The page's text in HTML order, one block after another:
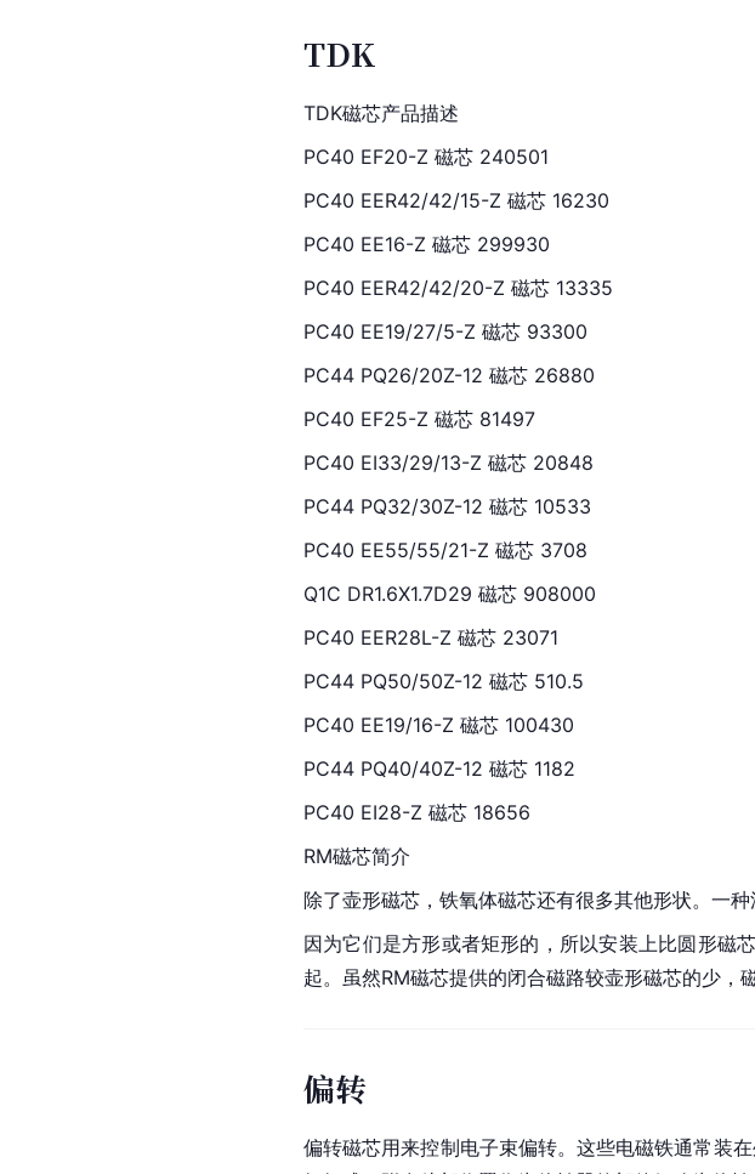
TDK
TDK磁芯产品描述
PC40 EF20-Z 磁芯 240501
PC40 EER42/42/15-Z 磁芯 16230
PC40 EE16-Z 磁芯 299930
PC40 EER42/42/20-Z 磁芯 13335
PC40 EE19/27/5-Z 磁芯 93300
PC44 PQ26/20Z-12 磁芯 26880
PC40 EF25-Z 磁芯 81497
PC40 EI33/29/13-Z 磁芯 20848
PC44 PQ32/30Z-12 磁芯 10533
PC40 EE55/55/21-Z 磁芯 3708
Q1C DR1.6X1.7D29 磁芯 908000
PC40 EER28L-Z 磁芯 23071
PC44 PQ50/50Z-12 磁芯 510.5
PC40 EE19/16-Z 磁芯 100430
PC44 PQ40/40Z-12 磁芯 1182
PC40 EI28-Z 磁芯 18656
RM磁芯简介
除了壶形磁芯， 铁氧体磁芯还有很多其他形状。一
因为它们是方形或者矩形的，所以安装上比圆形磁
起。虽然RM磁芯提供的闭合磁路较壶形磁芯的少，
偏转
偏转磁芯用来控制电子束偏转。这些电磁铁通常装